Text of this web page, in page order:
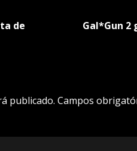
de
Gal*Gun 2
publicado. Campos